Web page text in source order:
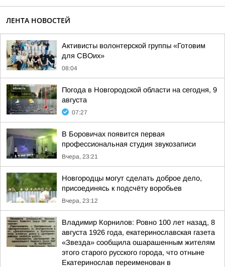
ЛЕНТА НОВОСТЕЙ
Активисты волонтерской группы «Готовим
для СВОих»
08:04
Погода в Новгородской области на сегодня, 9
августа
07:27
В Боровичах появится первая
профессиональная студия звукозаписи
Вчера, 23:21
Новгородцы могут сделать доброе дело,
присоединясь к подсчёту воробьев
Вчера, 23:12
Владимир Корнилов: Ровно 100 лет назад, 8
августа 1926 года, екатеринославская газета
«Звезда» сообщила ошарашенным жителям
этого старого русского города, что отныне
Екатеринослав переименован в